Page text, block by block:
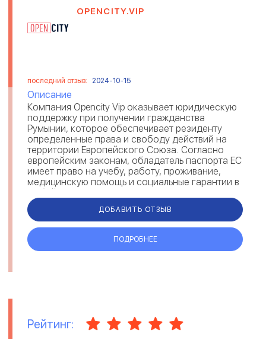
OPENCITY.VIP
последний отзыв: 2024-10-15
Описание
Компания Opencity Vip оказывает юридическую
поддержку при получении гражданства
Румынии, которое обеспечивает резиденту
определенные права и свободу действий на
территории Европейского Союза. Согласно
европейским законам, обладатель паспорта ЕС
имеет право на учебу, работу, проживание,
медицинскую помощь и социальные гарантии в
любой стране Евросоюза. Получив румынск...
ДОБАВИТЬ ОТЗЫВ
ПОДРОБНЕЕ
Рейтинг: